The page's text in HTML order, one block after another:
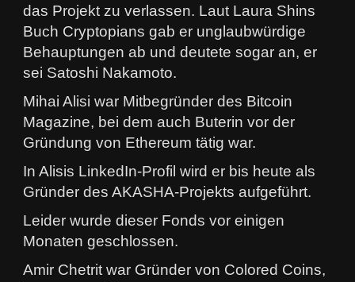
das Projekt zu verlassen. Laut Laura Shins
Buch Cryptopians gab er unglaubwürdige
Behauptungen ab und deutete sogar an, er
sei Satoshi Nakamoto.
Mihai Alisi war Mitbegründer des Bitcoin
Magazine, bei dem auch Buterin vor der
Gründung von Ethereum tätig war.
In Alisis LinkedIn-Profil wird er bis heute als
Gründer des AKASHA-Projekts aufgeführt.
Leider wurde dieser Fonds vor einigen
Monaten geschlossen.
Amir Chetrit war Gründer von Colored Coins,